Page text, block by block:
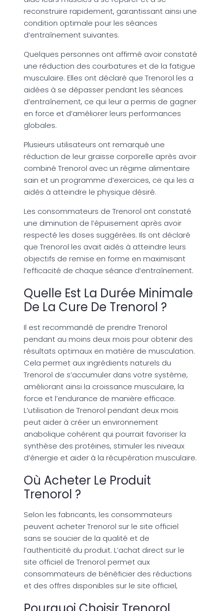
reconstruire rapidement, garantissant ainsi une
condition optimale pour les séances
d’entraînement suivantes.
Quelques personnes ont affirmé avoir constaté
une réduction des courbatures et de la fatigue
musculaire. Elles ont déclaré que Trenorol les a
aidées à se dépasser pendant les séances
d’entraînement, ce qui leur a permis de gagner
en force et d’améliorer leurs performances
globales.
Plusieurs utilisateurs ont remarqué une
réduction de leur graisse corporelle après avoir
combiné Trenorol avec un régime alimentaire
sain et un programme d’exercices, ce qui les a
aidés à atteindre le physique désiré.
Les consommateurs de Trenorol ont constaté
une diminution de l’épuisement après avoir
respecté les doses suggérées. Ils ont déclaré
que Trenorol les avait aidés à atteindre leurs
objectifs de remise en forme en maximisant
l’efficacité de chaque séance d’entraînement.
Quelle Est La Durée Minimale
De La Cure De Trenorol ?
Il est recommandé de prendre Trenorol
pendant au moins deux mois pour obtenir des
résultats optimaux en matière de musculation.
Cela permet aux ingrédients naturels du
Trenorol de s’accumuler dans votre système,
améliorant ainsi la croissance musculaire, la
force et l’endurance de manière efficace.
L’utilisation de Trenorol pendant deux mois
peut aider à créer un environnement
anabolique cohérent qui pourrait favoriser la
synthèse des protéines, stimuler les niveaux
d’énergie et aider à la récupération musculaire.
Où Acheter Le Produit
Trenorol ?
Selon les fabricants, les consommateurs
peuvent acheter Trenorol sur le site officiel
sans se soucier de la qualité et de
l’authenticité du produit. L’achat direct sur le
site officiel de Trenorol permet aux
consommateurs de bénéficier des réductions
et des offres disponibles sur le site officiel,